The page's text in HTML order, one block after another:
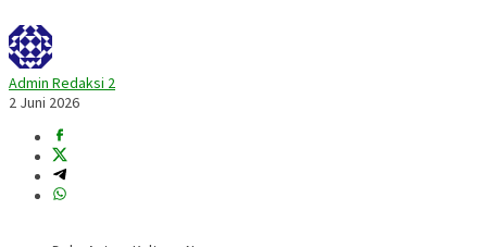
Admin Redaksi 2
2 Juni 2026